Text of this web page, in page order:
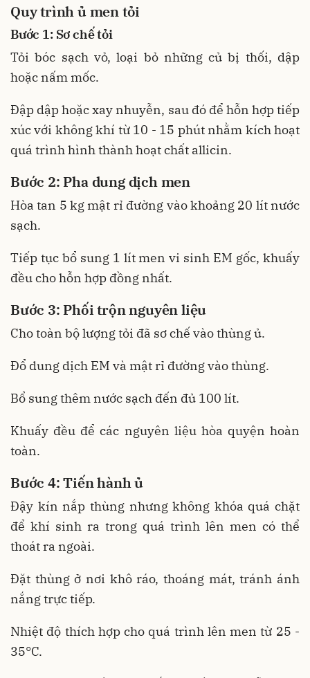
Quy trìnhủ men tỏi
Bước 1: Sơ chế tỏi
Tỏi bóc sạch vỏ, loại bỏ những củ bị thối, dập
hoặc nấm mốc.
Đập dập hoặc xay nhuyễn, sau đó để hỗn hợp tiếp
xúc với không khí từ 10 - 15 phút nhằm kích hoạt
quá trình hình thành hoạt chất allicin.
Bước 2: Pha dung dịch men
Hòa tan 5 kg mật rỉ đường vào khoảng 20 lít nước
sạch.
Tiếp tục bổ sung 1 lít men vi sinh EM gốc, khuấy
đều cho hỗn hợp đồng nhất.
Bước 3: Phối trộn nguyên liệu
Cho toàn bộ lượng tỏi đã sơ chế vào thùng ủ.
Đổ dung dịch EM và mật rỉ đường vào thùng.
Bổ sung thêm nước sạch đến đủ 100 lít.
Khuấy đều để các nguyên liệu hòa quyện hoàn
toàn.
Bước 4: Tiến hành ủ
Đậy kín nắp thùng nhưng không khóa quá chặt
để khí sinh ra trong quá trình lên men có thể
thoát ra ngoài.
Đặt thùng ở nơi khô ráo, thoáng mát, tránh ánh
nắng trực tiếp.
Nhiệt độ thích hợp cho quá trình lên men từ 25 -
35°C.